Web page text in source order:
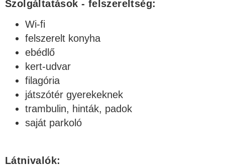
Szolgáltatások - felszereltség:
Wi-fi
felszerelt konyha
ebédlő
kert-udvar
filagória
játszótér gyerekeknek
trambulin, hinták, padok
saját parkoló
Látnivalók: